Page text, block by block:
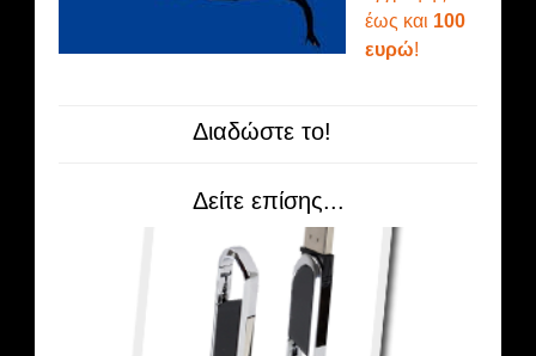
έως και 100
ευρώ!
Διαδώστε το!
Δείτε επίσης...